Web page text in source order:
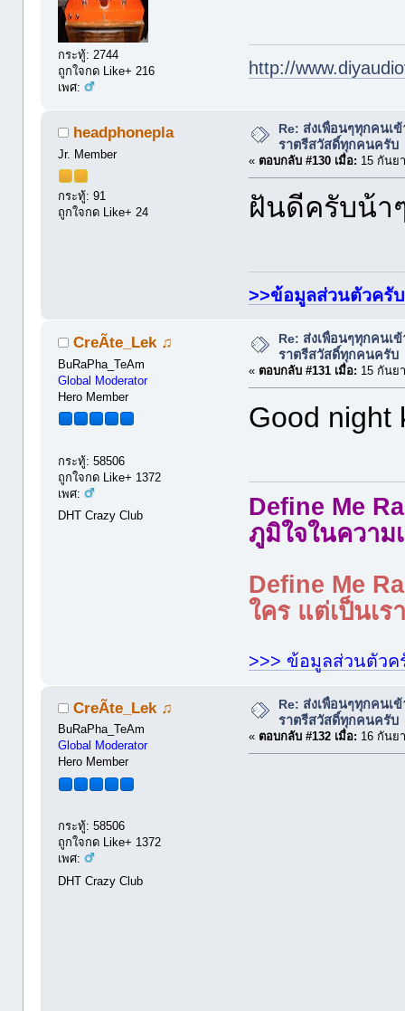
กระทู้: 2744
ถูกใจกด Like+ 216
เพศ:
http://
headphonepla
Jr. Member
กระทู้: 91
ถูกใจกด Like+ 24
Re: ส่งเพื่อนๆทุกคนเ
ราตรีสวัสดิ์ทุกคนครับ
« ตอบกลับ #130 เมื่อ: 15 กันย
ฝันดีครับน้า
>>ข้อมูลส่วนตัวครั
CreÃte_Lek ♫
BuRaPha_TeAm
Global Moderator
Hero Member
กระทู้: 58506
ถูกใจกด Like+ 1372
เพศ:
DHT Crazy Club
Re: ส่งเพื่อนๆทุกคนเ
ราตรีสวัสดิ์ทุกคนครับ
« ตอบกลับ #131 เมื่อ: 15 กันย
Good night
Define Me
ภูมิใจในความ
Define Me
ใคร แต่เป็นเ
>>> ข้อมูลส่วนตัวค
CreÃte_Lek ♫
BuRaPha_TeAm
Global Moderator
Hero Member
กระทู้: 58506
ถูกใจกด Like+ 1372
เพศ:
DHT Crazy Club
Re: ส่งเพื่อนๆทุกคนเ
ราตรีสวัสดิ์ทุกคนครับ
« ตอบกลับ #132 เมื่อ: 16 กันย